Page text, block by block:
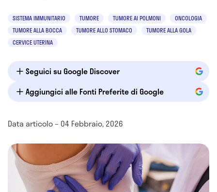
SISTEMA IMMUNITARIO TUMORE TUMORE AI POLMONI
ONCOLOGIA
TUMORE ALLA BOCCA
TUMORE ALLO STOMACO
TUMORE ALLA GOLA
CERVICE UTERINA
Seguici su Google Discover
Aggiungici alle Fonti Preferite di Google
Data articolo – 04 Febbraio, 2026